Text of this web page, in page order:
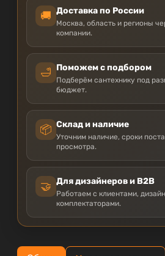
🚚 Доставка по России
Москва, область и регионы
компании.
🛁 Поможем с подбором
Подберём сантехнику под
бюджет.
📦 Склад и наличие
Уточним наличие, сроки
просмотра.
🤝 Для дизайнеров и B2B
Работаем с клиентами,
комплектаторами.